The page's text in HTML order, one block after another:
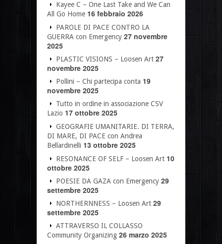
Kayee C – One Last Take and We Can
All Go Home 16 febbraio 2026
PAROLE DI PACE CONTRO LA
GUERRA con Emergency 27 novembre
2025
PLASTIC VISIONS – Loosen Art 27
novembre 2025
Pollini – Chi partecipa conta 19
novembre 2025
Tutto in ordine in associazione CSV
Lazio 17 ottobre 2025
GEOGRAFIE UMANITARIE. DI TERRA,
DI MARE, DI PACE con Andrea
Bellardinelli 13 ottobre 2025
RESONANCE OF SELF – Loosen Art 10
ottobre 2025
POESIE DA GAZA con Emergency 29
settembre 2025
NORTHERNNESS – Loosen Art 29
settembre 2025
ATTRAVERSO IL COLLASSO
Community Organizing 26 marzo 2025